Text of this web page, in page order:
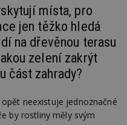
místa, pro
jen těžko hledá
na dřevěnou terasu
zelení zakrýt
část zahrady?
neexistuje jednoznačné
by rostliny měly svým